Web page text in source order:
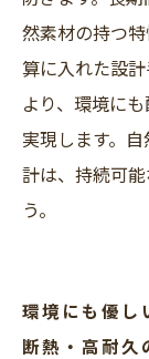
然素材の持つ
算に入れた設
より、環境に
実現します。
計は、持続可
う。
環境にも優
断熱・高耐久